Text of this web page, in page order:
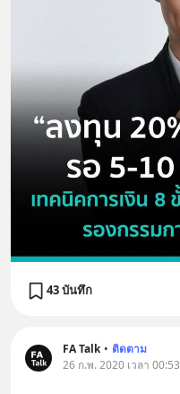
43 บันทึก
FA Talk • ติดตาม
26 ก.พ. 2020 เวลา 00:53